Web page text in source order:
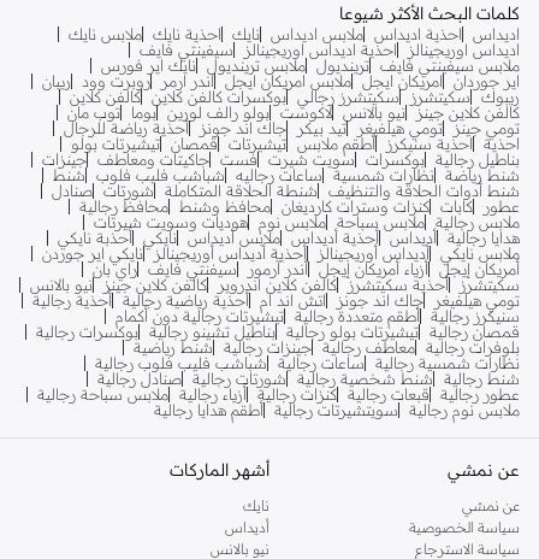
كلمات البحث الأكثر شيوعا
اديداس احذية اديداس ملابس اديداس نايك احذية نايك ملابس نايك
اديداس اوريجينالز
احذية اديداس اوريجينالز
سيفينتي فايف
ملابس سيفينتي فايف ترينديول ملابس ترينديول نايك اير فورس
اير جوردان
امريكان ايجل ملابس امريكان ايجل اندر ارمر روبرت وود
ريبان
ريبوك
سكيتشرز سكيتشرز رجالي بوكسرات كالفن كلاين كالفن كلاين
كالفن كلاين جينز نيو بالانس لاكوست بولو رالف لورين بوما
توب مان
تومي جينز تومي هيلفيغر تيد بيكر جاك اند جونز
أحذية رياضة للرجال
احذية
احذية سنيكرز أطقم ملابس تيشيرتات قمصان تيشيرتات بولو
بناطيل رجالية بوكسرات سويت شيرت فست جاكيتات ومعاطف جينزات
شنط رياضة نظارات شمسية ساعات رجاليه شباشب فليب فلوب
شنط
شنط أدوات الحلاقة والتنظيف
شنطة الحلاقة المتكاملة شورتات صنادل
عطور
كابات كنزات وسترات كارديغان محافظ وشنط
محافظ رجالية
ملابس رجالية ملابس سباحة ملابس نوم
هوديات وسويت شيرتات
هدايا رجالية أديداس أحذية أديداس ملابس أديداس نايكي أحذبة نايكي
ملابس نايكي أديداس أوريجينالز أحذية أديداس أوريجينالز
نايكي اير جوردن
أمريكان إيجل أزياء أمريكان إيجل أندر آرمور سيفنتي فايف راي بان
سكيتشرز
أحذية سكيتشرز كالفن كلاين اندروير كالفن كلاين جينز
نيو بالانس
تومي هيلفيغر
جاك اند جونز اتش اند ام أحذية رياضية رجالية أحذية رجالية
سنيكرز رجالية أطقم متعددة رجالية تيشيرتات رجالية دون أكمام
قمصان رجالية تيشيرتات بولو رجالية بناطيل تشينو رجالية بوكسرات رجالية
بلوفرات رجالية معاطف رجالية جينزات رجالية
شنط رياضية
نظارات شمسية رجالية
ساعات رجالية
شباشب فليب فلوب رجالية
شنط رجالية
شنط شخصية رجالية شورتات رجالية صنادل رجالية
عطور رجالية
قبعات رجالية كنزات رجالية أزياء رجالية ملابس سباحة رجالية
ملابس نوم رجالية
سويتشيرتات رجالية أطقم هدايا رجالية
عن نمشي
عن نمشي
سياسة الخصوصية
سياسة الاسترجاع
أشهر الماركات
نايك
أديداس
نيو بالانس